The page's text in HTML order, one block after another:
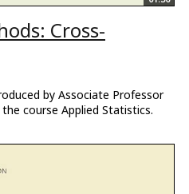
Cross-
by Associate Professor
course Applied Statistics.